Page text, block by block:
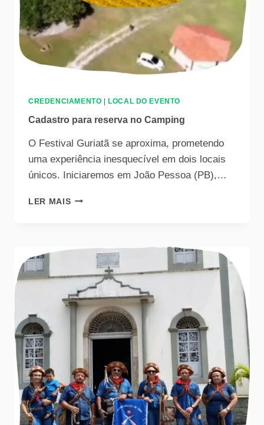
CREDENCIAMENTO |LOCAL DO EVENTO
Cadastro para reserva no Camping
O Festival Guriatã se aproxima, prometendo
uma experiência inesquecível em dois locais
únicos. Iniciaremos em João Pessoa (PB),…
LER MAIS